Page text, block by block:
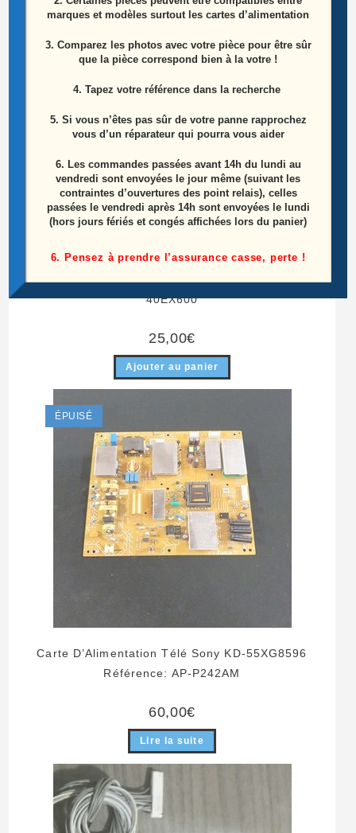
STS400A03_44LED_REV.4_10040B + Support
Référence: LJ64-02401A Télé Sony KDL-
40EX600
25,00€
Ajouter au panier
ÉPUISÉ
Carte D’Alimentation Télé Sony KD-55XG8596
Référence: AP-P242AM
60,00€
Lire la suite
marques et modèles surtout les cartes d’alimentation
3. Comparez les photos avec votre pièce pour être sûr
que la pièce correspond bien à la votre !
4. Tapez votre référence dans la recherche
5. Si vous n’êtes pas sûr de votre panne rapprochez
vous d’un réparateur qui pourra vous aider
6. Les commandes passées avant 14h du lundi au
vendredi sont envoyées le jour même (suivant les
contraintes d’ouvertures des point relais), celles
passées le vendredi après 14h sont envoyées le lundi
(hors jours fériés et congés affichées lors du panier)
6. Pensez à prendre l’assurance casse, perte !